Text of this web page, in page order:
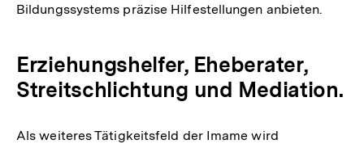
Bildungssystems präzise Hilfestellungen anbieten.
Erziehungshelfer, Eheberater,
Streitschlichtung und Mediation.
Als weiteres Tätigkeitsfeld der Imame wird